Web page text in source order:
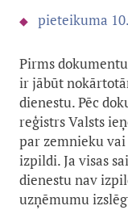
pieteikuma
Pirms
ir jābūt
dienestu. Pēc
reģistrs Valsts
par zemnieku
izpildi. Ja visas
dienestu nav
uzņēmumu